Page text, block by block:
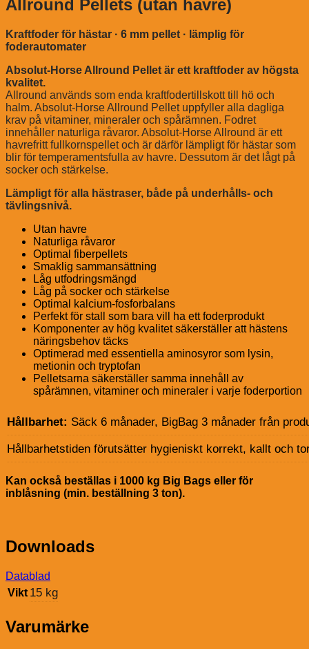
Allround Pellets (utan havre)
Kraftfoder för hästar · 6 mm pellet · lämplig för
foderautomater
Absolut-Horse Allround Pellet är ett kraftfoder av högsta
kvalitet.
Allround används som enda kraftfodertillskott till hö och
halm. Absolut-Horse Allround Pellet uppfyller alla dagliga
krav på vitaminer, mineraler och spårämnen. Fodret
innehåller naturliga råvaror. Absolut-Horse Allround är ett
havrefritt fullkornspellet och är därför lämpligt för hästar som
blir för temperamentsfulla av havre. Dessutom är det lågt på
socker och stärkelse.
Lämpligt för alla hästraser, både på underhålls- och
tävlingsnivå.
Utan havre
Naturliga råvaror
Optimal fiberpellets
Smaklig sammansättning
Låg utfodringsmängd
Låg på socker och stärkelse
Optimal kalcium-fosforbalans
Perfekt för stall som bara vill ha ett foderprodukt
Komponenter av hög kvalitet säkerställer att hästens
näringsbehov täcks
Optimerad med essentiella aminosyror som lysin,
metionin och tryptofan
Pelletsarna säkerställer samma innehåll av
spårämnen, vitaminer och mineraler i varje foderportion
Hållbarhet: Säck 6 månader, BigBag 3 månader från
Hållbarhetstiden förutsätter hygieniskt korrekt, kallt och
Kan också beställas i 1000 kg Big Bags eller för
inblåsning (min. beställning 3 ton).
Downloads
Datablad
Vikt 15 kg
Varumärke